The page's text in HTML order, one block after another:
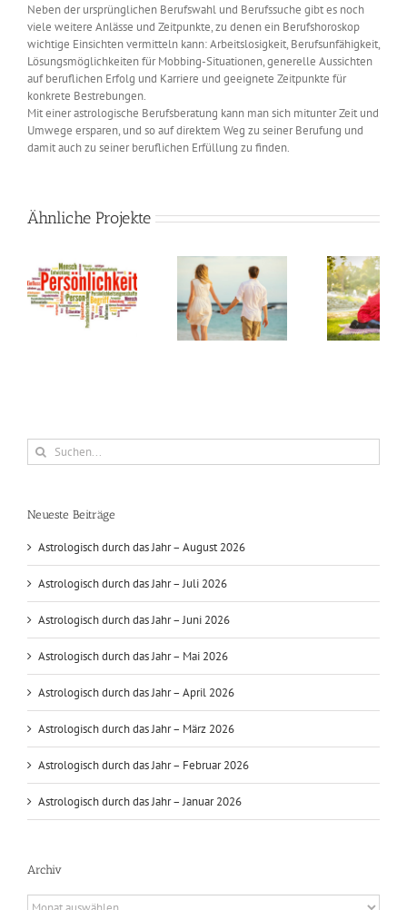
Neben der ursprünglichen Berufswahl und Berufssuche gibt es noch
viele weitere Anlässe und Zeitpunkte, zu denen ein Berufshoroskop
wichtige Einsichten vermitteln kann: Arbeitslosigkeit, Berufsunfähigkeit,
Lösungsmöglichkeiten für Mobbing-Situationen, generelle Aussichten
auf beruflichen Erfolg und Karriere und geeignete Zeitpunkte für
konkrete Bestrebungen.
Mit einer astrologische Berufsberatung kann man sich mitunter Zeit und
Umwege ersparen, und so auf direktem Weg zu seiner Berufung und
damit auch zu seiner beruflichen Erfüllung zu finden.
Ähnliche Projekte
Partnerhoroskop Kinderhoroskop
Suche
nach:
Neueste Beiträge
Astrologisch durch das Jahr – August 2026
Astrologisch durch das Jahr – Juli 2026
Astrologisch durch das Jahr – Juni 2026
Astrologisch durch das Jahr – Mai 2026
Astrologisch durch das Jahr – April 2026
Astrologisch durch das Jahr – März 2026
Astrologisch durch das Jahr – Februar 2026
Astrologisch durch das Jahr – Januar 2026
Archiv
Archiv